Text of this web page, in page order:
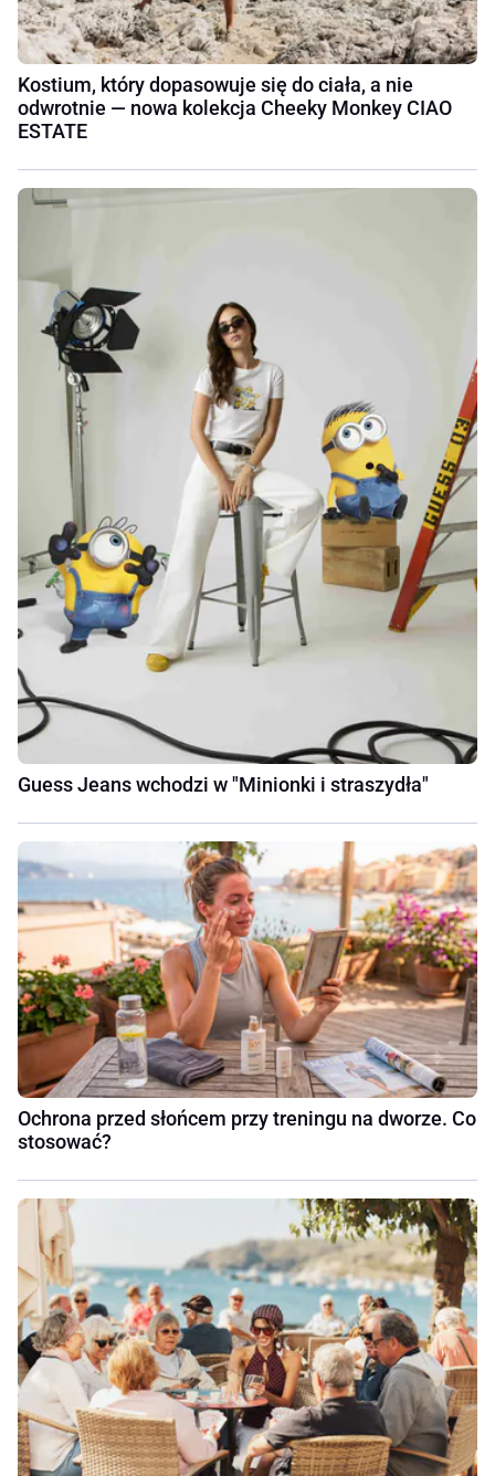
Kostium, który dopasowuje się do ciała, a nie
odwrotnie — nowa kolekcja Cheeky Monkey CIAO
ESTATE
Guess Jeans wchodzi w "Minionki i straszydła"
Ochrona przed słońcem przy treningu na dworze. Co
stosować?